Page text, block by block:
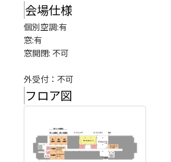
会場仕様
個別空調:有
窓:有
窓開閉: 不可
外受付：不可
フロア図